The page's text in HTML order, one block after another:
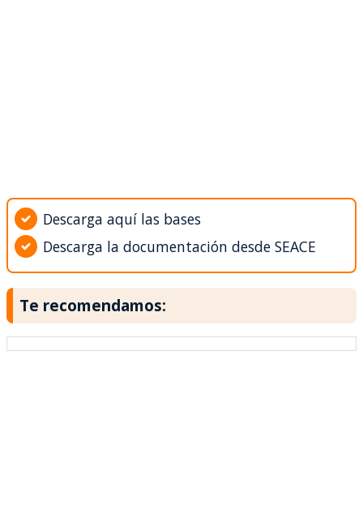
Descarga aquí las bases
Descarga la documentación desde SEACE
Te recomendamos: